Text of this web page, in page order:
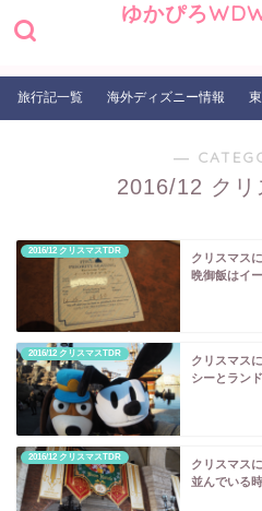
ゆかぴろ
旅行記一覧 海外ディズニー情報
―
2016/12 クリ
2016/12 クリスマスTDR
クリスマス
晩御飯はイ
2016/12 クリスマスTDR
クリスマス
シーとラン
2016/12 クリスマスTDR
クリスマス
並んでいる